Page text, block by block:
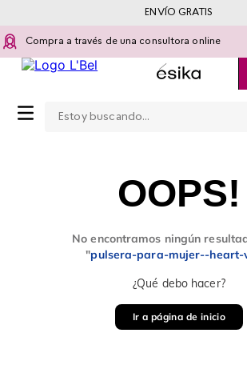
Compra a través de una consultora online
ENVÍO GRATIS
OOPS!
No encontramos ningún
"pulsera-para-mujer--heart-
¿Qué debo hacer?
Ir a página de inicio